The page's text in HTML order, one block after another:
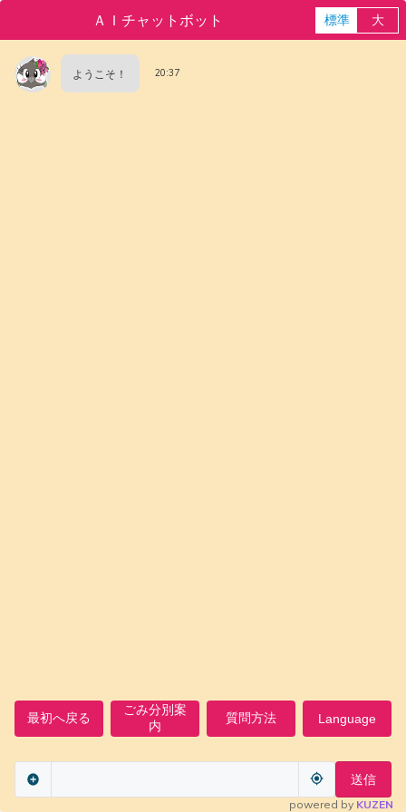
ＡＩチャットボット 標準 大
ようこそ！ 20:37
最初へ戻る
ごみ分別案
内
質問方法 Language
送信
powered by KUZEN